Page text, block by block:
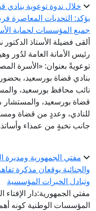
خلال ندوة توعوية بنادي
التحديات المعاصرة
المؤسسات لحماية الأسرة
فضيلة الأستاذ الدكتور
الأمانة العامة لدُور
بعنوان: «الأسرة
قضاة بورسعيد، بحضور
محافظ بورسعيد،
بورسعيد، والمستشار
وعددٍ من قضاة
نخبةٍ من عمداء وأساتذة
مفتي الجمهورية ومديرة
يوقعان مذكرة تفاهم
الخبرات المؤسسية
الجمهورية:دار الإفتاء
الوطنية كونه أهم